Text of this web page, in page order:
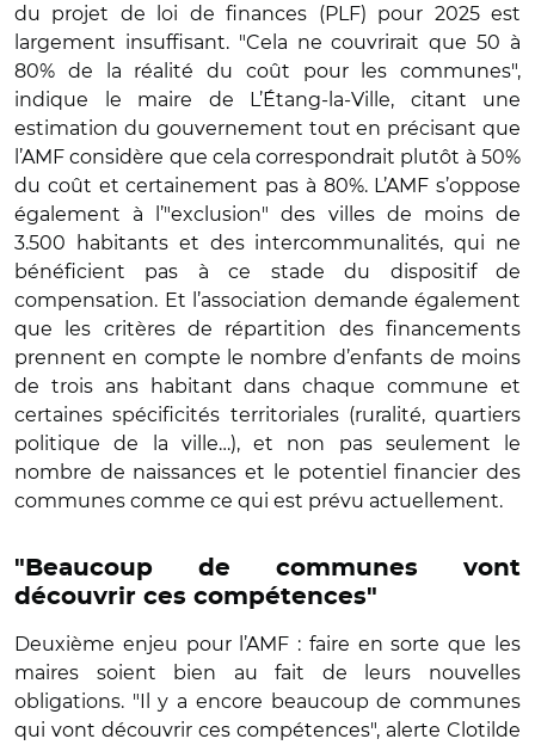
du projet de loi de finances (PLF) pour 2025 est
largement insuffisant. "Cela ne couvrirait que 50 à
80% de la réalité du coût pour les communes",
indique le maire de L’Étang-la-Ville, citant une
estimation du gouvernement tout en précisant que
l’AMF considère que cela correspondrait plutôt à 50%
du coût et certainement pas à 80%. L’AMF s’oppose
également à l’"exclusion" des villes de moins de
3.500 habitants et des intercommunalités, qui ne
bénéficient pas à ce stade du dispositif de
compensation. Et l’association demande également
que les critères de répartition des financements
prennent en compte le nombre d’enfants de moins
de trois ans habitant dans chaque commune et
certaines spécificités territoriales (ruralité, quartiers
politique de la ville…), et non pas seulement le
nombre de naissances et le potentiel financier des
communes comme ce qui est prévu actuellement.
"Beaucoup de communes vont
découvrir ces compétences"
Deuxième enjeu pour l’AMF : faire en sorte que les
maires soient bien au fait de leurs nouvelles
obligations. "Il y a encore beaucoup de communes
qui vont découvrir ces compétences", alerte Clotilde